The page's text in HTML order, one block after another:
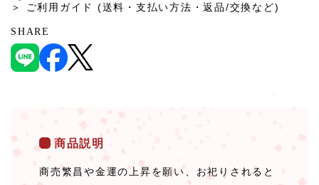
＞ ご利用ガイド (送料・支払い方法・返品/交換など)
SHARE
商品説明
商売繁昌や金運の上昇を願い、お祀りされると